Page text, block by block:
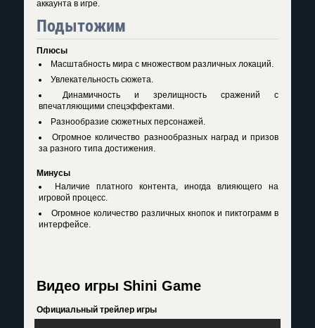
аккаунта в игре.
Подытожим
Плюсы
Масштабность мира с множеством различных локаций.
Увлекательность сюжета.
Динамичность и зрелищность сражений с
впечатляющими спецэффектами.
Разнообразие сюжетных персонажей.
Огромное количество разнообразных наград и призов
за разного типа достижения.
Минусы
Наличие платного контента, иногда влияющего на
игровой процесс.
Огромное количество различных кнопок и пиктограмм в
интерфейсе.
Видео игры Shini Game
Официальный трейлер игры